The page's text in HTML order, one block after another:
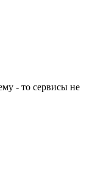
- то сервисы не